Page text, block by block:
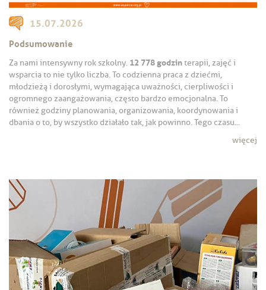
15.07.2026
Podsumowanie
Za nami intensywny rok szkolny. 12 778 godzinterapii, zajęć i
wsparcia to nie tylko liczba. To codzienna praca z dziećmi,
młodzieżą i dorosłymi, wymagająca uważności, cierpliwości i
ogromnego zaangażowania, często bardzo emocjonalna. To
również godziny planowania, organizowania, koordynowania i
dbania o to, by wszystko działało tak, jak powinno. Tego czasu...
więcej